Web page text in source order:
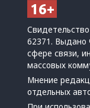
62371. Выдано
сфере связи,
массовых
Мнение
отдельных